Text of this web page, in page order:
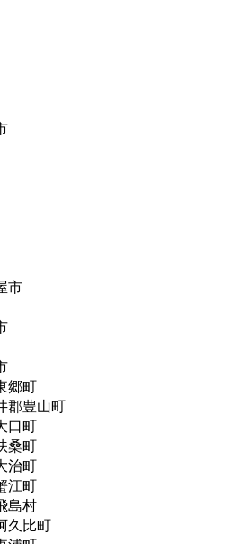
市
郷町
郡豊山町
口町
桑町
治町
江町
島村
久比町